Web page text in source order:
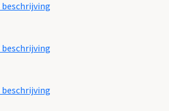
beschrijving
beschrijving
beschrijving